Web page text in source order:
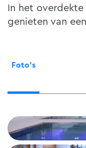
In het overdekte
genieten van
Foto's